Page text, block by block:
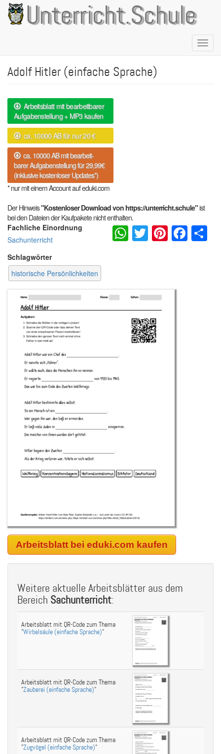
Direkt
zum
Inhalt
Unterricht.Schule
Adolf Hitler (einfache Sprache)
Arbeitsblatt mit bearbeitbarer
Aufgabenstellung + MP3 kaufen
ca. 10000 AB für nur 20 €
ca. 10000 AB mit bearbeit-
barer Aufgabenstellung für 29,99€
(inklusive kostenloser Updates*)
* nur mit einem Account auf eduki.com
Der Hinweis"Kostenloser Download von https://unterricht.schule"ist
bei den Dateien der Kaufpakete nicht enthalten.
Fachliche Einordnung
Sachunterricht
Schlagwörter
historische Persönlichkeiten
WhatsApp
Twitter
Arbeitsblatt bei eduki.com kaufen
Weitere aktuelle Arbeitsblätter aus dem
Bereich Sachunterricht:
Arbeitsblatt mit QR-Code zum Thema
"Wirbelsäule (einfache Sprache)"
Arbeitsblatt mit QR-Code zum Thema
"Zauberei (einfache Sprache)"
Arbeitsblatt mit QR-Code zum Thema
"Zugvögel (einfache Sprache)"